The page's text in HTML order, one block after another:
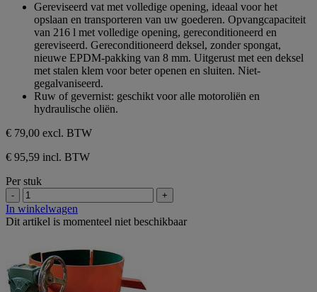
beoordelingen
sterren.
beoordelingen
Gereviseerd vat met volledige opening, ideaal voor het
opslaan en transporteren van uw goederen. Opvangcapaciteit
van 216 l met volledige opening, gereconditioneerd en
gereviseerd. Gereconditioneerd deksel, zonder spongat,
nieuwe EPDM-pakking van 8 mm. Uitgerust met een deksel
met stalen klem voor beter openen en sluiten. Niet-
gegalvaniseerd.
Ruw of gevernist: geschikt voor alle motoroliën en
hydraulische oliën.
€ 79,00 excl. BTW
€ 95,59 incl. BTW
Per stuk
- +
In winkelwagen
Dit artikel is momenteel niet beschikbaar